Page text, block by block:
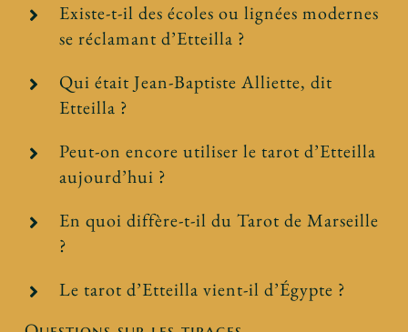
Existe-t-il des écoles ou lignées modernes
se réclamant d’Etteilla ?
Qui était Jean-Baptiste Alliette, dit
Etteilla ?
Peut-on encore utiliser le tarot d’Etteilla
aujourd’hui ?
En quoi diffère-t-il du Tarot de Marseille
?
Le tarot d’Etteilla vient-il d’Égypte ?